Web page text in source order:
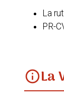
La
PR-
infoLa